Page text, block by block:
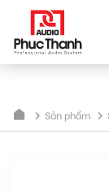
google-site-
Sản phẩm